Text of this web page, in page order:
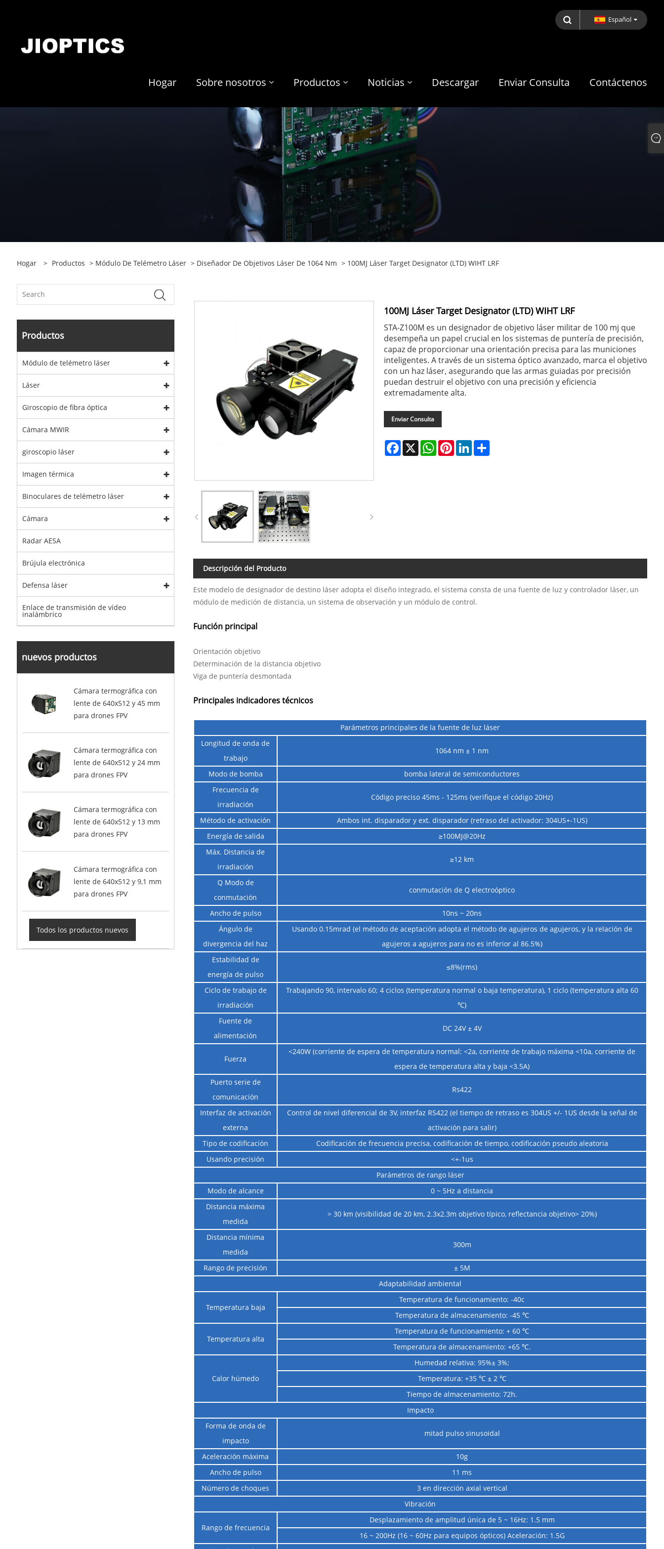
Español
Hogar Sobre nosotros Productos Noticias Descargar Enviar Consulta Contáctenos
Hogar > Productos > Módulo De Telémetro Láser > Diseñador De Objetivos Láser De 1064 Nm > 100MJ Láser Target Designator (LTD) WIHT LRF
Productos
Módulo de telémetro láser
Láser
Giroscopio de fibra óptica
Cámara MWIR
giroscopio láser
Imagen térmica
Binoculares de telémetro láser
Cámara
Radar AESA
Brújula electrónica
Defensa láser
Enlace de transmisión de vídeo
inalámbrico
nuevos productos
Cámara termográfica con
lente de 640x512 y 45 mm
para drones FPV
Cámara termográfica con
lente de 640x512 y 24 mm
para drones FPV
Cámara termográfica con
lente de 640x512 y 13 mm
para drones FPV
Cámara termográfica con
lente de 640x512 y 9,1 mm
para drones FPV
Todos los productos nuevos
100MJ Láser Target Designator (LTD) WIHT LRF
STA-Z100M es un designador de objetivo láser militar de 100 mj que
desempeña un papel crucial en los sistemas de puntería de precisión,
capaz de proporcionar una orientación precisa para las municiones
inteligentes. A través de un sistema óptico avanzado, marca el objetivo
con un haz láser, asegurando que las armas guiadas por precisión
puedan destruir el objetivo con una precisión y eficiencia
extremadamente alta.
Enviar Consulta
Facebook
X WhatsApp
PinterestLinkedIn
Descripción del Producto
Este modelo de designador de destino láser adopta el diseño integrado, el sistema consta de una fuente de luz y controlador láser, un
módulo de medición de distancia, un sistema de observación y un módulo de control.
Función principal
Orientación objetivo
Determinación de la distancia objetivo
Viga de puntería desmontada
Principales indicadores técnicos
Parámetros principales de la fuente de luz láser
Longitud de onda de
trabajo
1064 nm ± 1 nm
Modo de bomba
bomba lateral de semiconductores
Frecuencia de
irradiación
Código preciso 45ms - 125ms (verifique el código 20Hz)
Método de activación
Ambos int. disparador y ext. disparador (retraso del activador: 304US+-1US)
Energía de salida
≥100MJ@20Hz
Máx. Distancia de
irradiación
≥12 km
Q Modo de
conmutación
conmutación de Q electroóptico
Ancho de pulso
10ns ~ 20ns
Ángulo de
divergencia del haz
Usando 0.15mrad (el método de aceptación adopta el método de agujeros de agujeros, y la relación de
agujeros a agujeros para no es inferior al 86.5%)
Estabilidad de
energía de pulso
≤8%(rms)
Ciclo de trabajo de
irradiación
Trabajando 90, intervalo 60; 4 ciclos (temperatura normal o baja temperatura), 1 ciclo (temperatura alta 60
℃)
Fuente de
alimentación
DC 24V ± 4V
Fuerza
<240W (corriente de espera de temperatura normal: <2a, corriente de trabajo máxima <10a, corriente de
espera de temperatura alta y baja <3.5A)
Puerto serie de
comunicación
Rs422
Interfaz de activación
externa
Control de nivel diferencial de 3V, interfaz RS422 (el tiempo de retraso es 304US +/- 1US desde la señal de
activación para salir)
Tipo de codificación
Codificación de frecuencia precisa, codificación de tiempo, codificación pseudo aleatoria
Usando precisión
<+-1us
Parámetros de rango láser
Modo de alcance
0 ~ 5Hz a distancia
Distancia máxima
medida
> 30 km (visibilidad de 20 km, 2.3x2.3m objetivo típico, reflectancia objetivo> 20%)
Distancia mínima
medida
300m
Rango de precisión
± 5M
Adaptabilidad ambiental
Temperatura baja
Temperatura de funcionamiento: -40c
Temperatura de almacenamiento: -45 ℃
Temperatura alta
Temperatura de funcionamiento: + 60 ℃
Temperatura de almacenamiento: +65 ℃.
Calor húmedo
Humedad relativa: 95%± 3%;
Temperatura: +35 ℃ ± 2 ℃
Tiempo de almacenamiento: 72h.
Impacto
Forma de onda de
impacto
mitad pulso sinusoidal
Aceleración máxima
10g
Ancho de pulso
11 ms
Número de choques
3 en dirección axial vertical
Vibración
Rango de frecuencia
Desplazamiento de amplitud única de 5 ~ 16Hz: 1.5 mm
16 ~ 200Hz (16 ~ 60Hz para equipos ópticos) Aceleración: 1.5G